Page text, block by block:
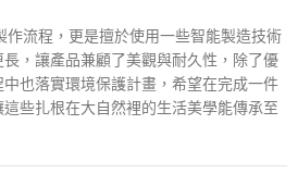
作流程，更是擅於使用一些智能製造技術
，讓產品兼顧了美觀與耐久性，除了優
也落實環境保護計畫，希望在完成一件
些扎根在大自然裡的生活美學能傳承至